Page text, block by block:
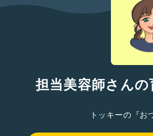
担当美容師さん
トッキーの『お